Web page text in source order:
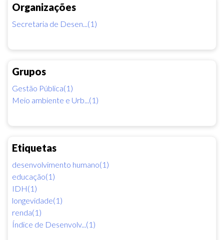
Organizações
Secretaria de Desen...(1)
Grupos
Gestão Pública(1)
Meio ambiente e Urb...(1)
Etiquetas
desenvolvimento humano(1)
educação(1)
IDH(1)
longevidade(1)
renda(1)
Índice de Desenvolv...(1)